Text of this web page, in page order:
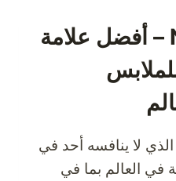
تسوق من NIKE – أفضل علامة
الذي لا ينافسه أحد في
في العالم بما في